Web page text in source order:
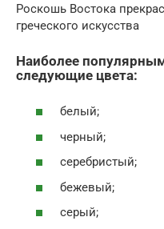
Роскошь Востока
греческого искусства
Наиболее
следующие цвета:
белый;
черный;
серебристый;
бежевый;
серый;